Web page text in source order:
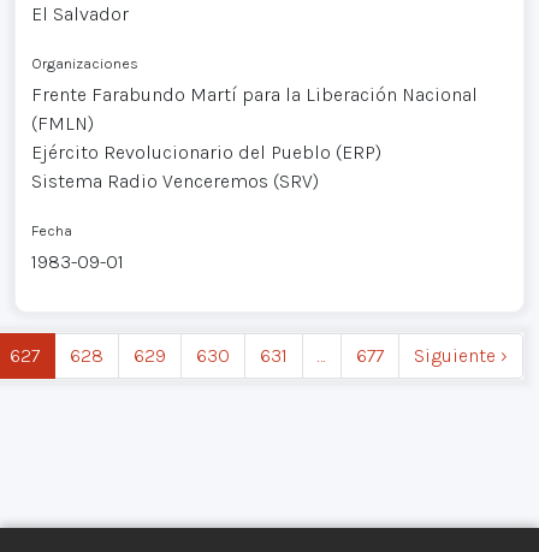
El Salvador
Organizaciones
Frente Farabundo Martí para la Liberación Nacional
(FMLN)
Ejército Revolucionario del Pueblo (ERP)
Sistema Radio Venceremos (SRV)
Fecha
1983-09-01
627 628 629 630 631 677 Siguiente ›